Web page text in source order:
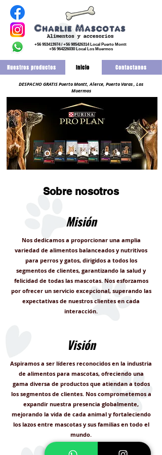
+56 953413974/ +56 985426314Local Puerto Montt
+56 964226030 Local Los Muermos
Nuestros productos Contactanos
Inicio
DESPACHO GRATIS Puerto Montt, Alerce, Puerto Varas , Los
Muermos
Sobre nosotros
Misión
Nos dedicamos a proporcionar una amplia
variedad de alimentos balanceados y nutritivos
para perros y gatos, dirigidos a todos los
segmentos de clientes, garantizando la salud y
felicidad de todas las mascotas. Nos esforzamos
por ofrecer un servicio excepcional, superando las
expectativas de nuestros clientes en cada
interacción.
Visión
Aspiramos a ser líderes reconocidos en la industria
de alimentos para mascotas, ofreciendo una
gama diversa de productos que atiendan a todos
los segmentos de clientes. Nos comprometemos a
expandir nuestra presencia globalmente,
mejorando la vida de cada animal y fortaleciendo
los lazos entre mascotas y sus familias en todo el
mundo.